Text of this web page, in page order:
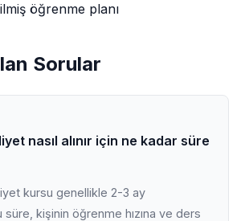
öğrenme planı
Sorular
nasıl alınır için ne kadar süre
kursu genellikle 2-3 ay
kişinin öğrenme hızına ve ders